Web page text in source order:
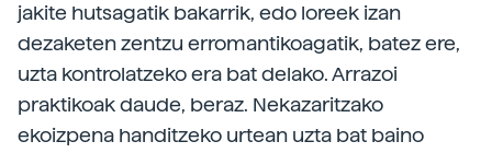
jakite hutsagatik bakarrik, edo loreek izan
dezaketen zentzu erromantikoagatik, batez ere,
uzta kontrolatzeko era bat delako. Arrazoi
praktikoak daude, beraz. Nekazaritzako
ekoizpena handitzeko urtean uzta bat baino